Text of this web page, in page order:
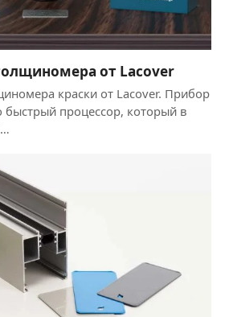
от Lacover
краски от Lacover. Прибор
быстрый процессор, который в